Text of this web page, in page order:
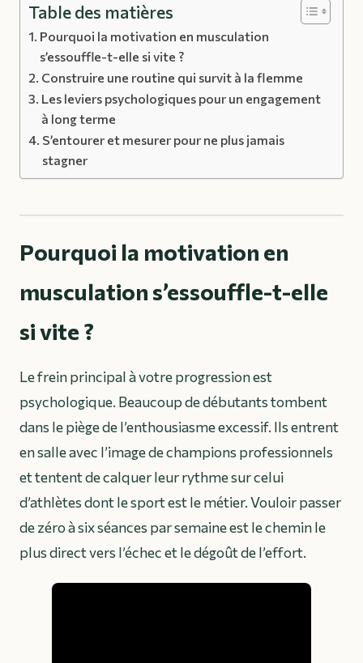
Table des matières
Pourquoi la motivation en musculation
s’essouffle-t-elle si vite ?
Construire une routine qui survit à la flemme
Les leviers psychologiques pour un engagement
à long terme
S’entourer et mesurer pour ne plus jamais
stagner
Pourquoi la motivation en
musculation s’essouffle-t-elle
si vite ?
Le frein principal à votre progression est
psychologique. Beaucoup de débutants tombent
dans le piège de l’enthousiasme excessif. Ils entrent
en salle avec l’image de champions professionnels
et tentent de calquer leur rythme sur celui
d’athlètes dont le sport est le métier. Vouloir passer
de zéro à six séances par semaine est le chemin le
plus direct vers l’échec et le dégoût de l’effort.